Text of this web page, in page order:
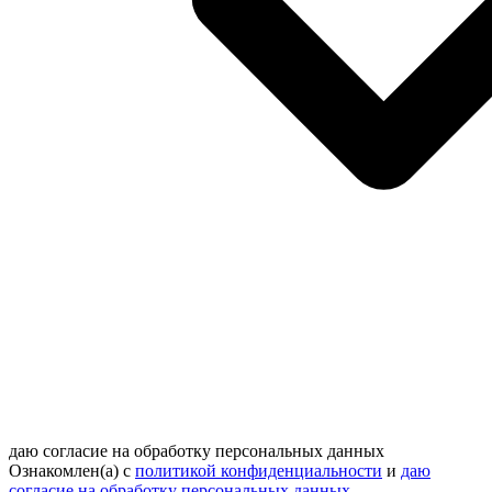
даю согласие на обработку персональных данных
Ознакомлен(а) с политикой конфиденциальности и даю